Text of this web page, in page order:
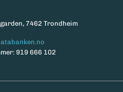
7462 Trondheim
919 666 102